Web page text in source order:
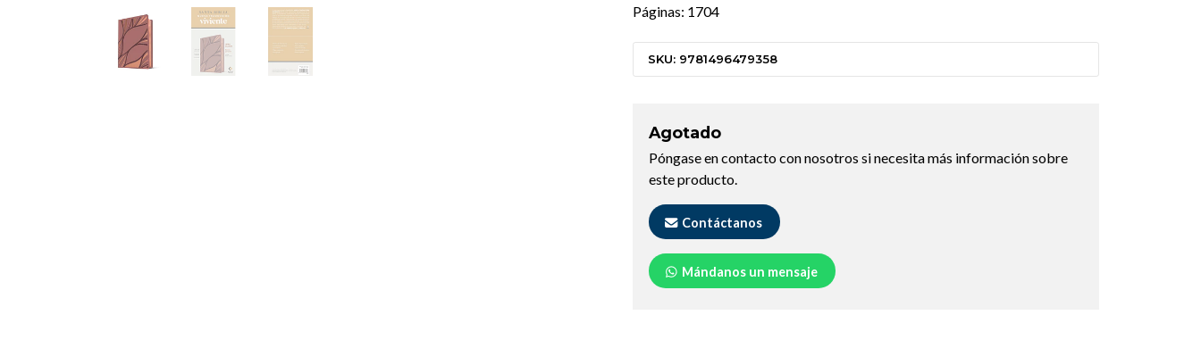
Páginas: 1704
SKU: 9781496479358
Agotado
Póngase en contacto con nosotros si necesita más información sobre
este producto.
Contáctanos
Mándanos un mensaje